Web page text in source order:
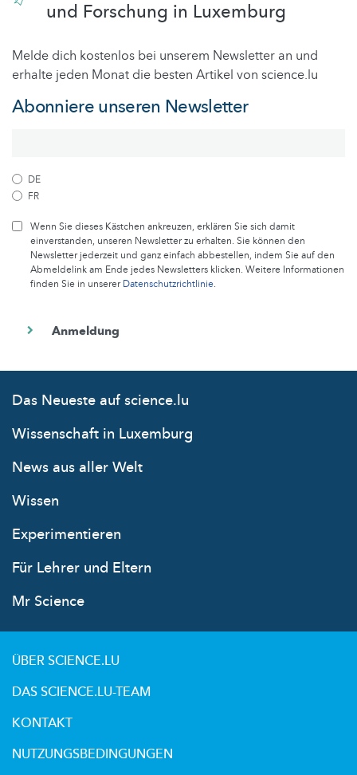
und Forschung in Luxemburg
Melde dich kostenlos bei unserem Newsletter an und
erhalte jeden Monat die besten Artikel von science.lu
Abonniere unseren Newsletter
DE
FR
Wenn Sie dieses Kästchen ankreuzen, erklären Sie sich damit
einverstanden, unseren Newsletter zu erhalten. Sie können den
Newsletter jederzeit und ganz einfach abbestellen, indem Sie auf den
Abmeldelink am Ende jedes Newsletters klicken. Weitere Informationen
finden Sie in unsererDatenschutzrichtlinie.
Das Neueste auf science.lu
Wissenschaft in Luxemburg
News aus aller Welt
Wissen
Experimentieren
Für Lehrer und Eltern
Mr Science
ÜBER SCIENCE.LU
DAS SCIENCE.LU-TEAM
KONTAKT
NUTZUNGSBEDINGUNGEN